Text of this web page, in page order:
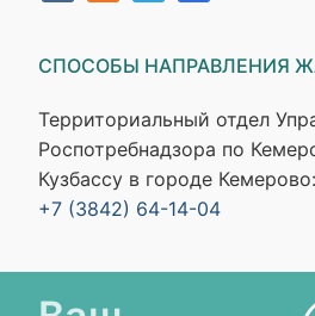
СПОСОБЫ НАПРАВЛЕНИЯ
Территориальный отдел
Роспотребнадзора по
Кузбассу в городе Кемерово:
+7 (3842) 64-14-04